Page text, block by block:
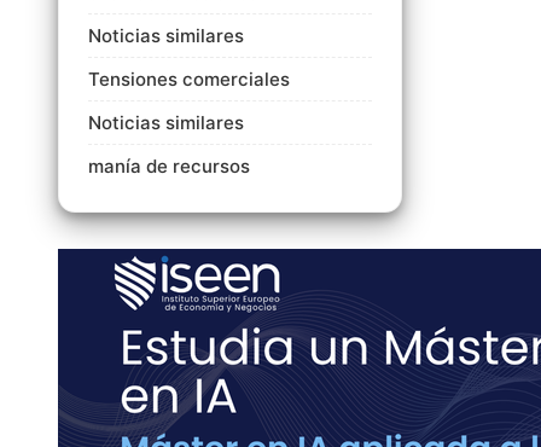
Noticias similares
Tensiones comerciales
Noticias similares
manía de recursos